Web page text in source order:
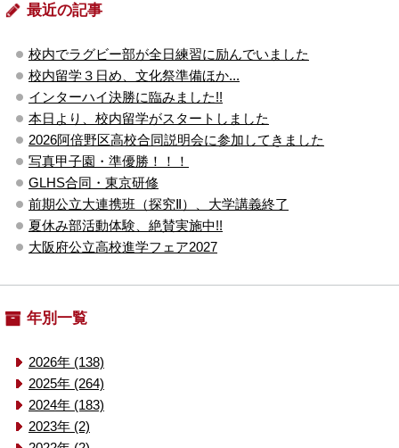
最近の記事
校内でラグビー部が全日練習に励んでいました
校内留学３日め、文化祭準備ほか...
インターハイ決勝に臨みました!!
本日より、校内留学がスタートしました
2026阿倍野区高校合同説明会に参加してきました
写真甲子園・準優勝！！！
GLHS合同・東京研修
前期公立大連携班（探究Ⅱ）、大学講義終了
夏休み部活動体験、絶賛実施中!!
大阪府公立高校進学フェア2027
年別一覧
2026年 (138)
2025年 (264)
2024年 (183)
2023年 (2)